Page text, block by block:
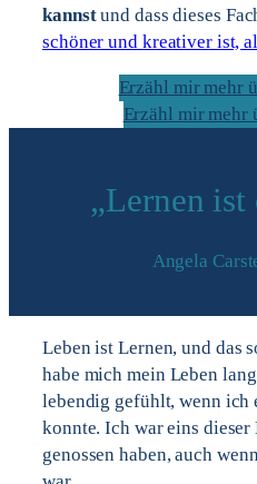
kannstund dass dieses
schöner und kreativer ist,
Erzähl mir mehr
Erzähl mir mehr
„Lernen ist
Angela
Leben ist Lernen, und das
habe mich mein Leben
lebendig gefühlt, wenn ich
konnte. Ich war eins
genossen haben, auch